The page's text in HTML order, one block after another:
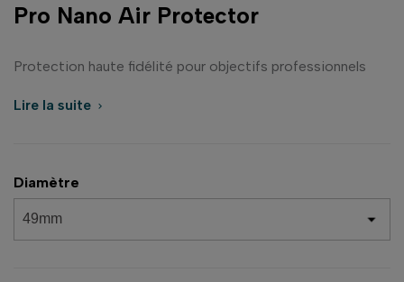
Pro Nano Air Protector
Protection haute fidélité pour objectifs professionnels
Lire la suite 
Diamètre